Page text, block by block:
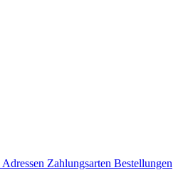
Adressen Zahlungsarten Bestellungen